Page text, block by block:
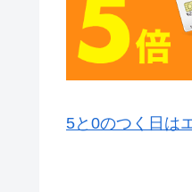
5と0のつく日は